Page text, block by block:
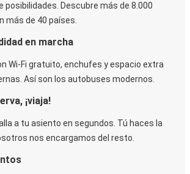
posibilidades. Descubre más de 8.000
más de 40 países.
en marcha
Wi-Fi gratuito, enchufes y espacio extra
Así son los autobuses modernos.
¡viaja!
a tu asiento en segundos. Tú haces la
nos encargamos del resto.